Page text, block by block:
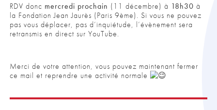
RDV donc mercredi prochain (11 décembre) à 18h30 à
la Fondation Jean Jaurès (Paris 9ème). Si vous ne pouvez
pas vous déplacer, pas d’inquiétude, l’évènement sera
retransmis en direct sur YouTube.
Merci de votre attention, vous pouvez maintenant fermer
ce mail et reprendre une activité normale